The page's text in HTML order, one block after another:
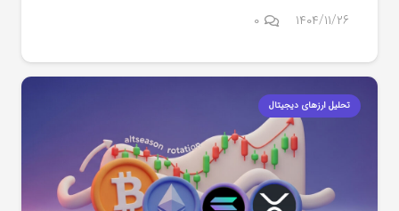
۱۴۰۴/۱۱/۲۶ ۰
تحلیل ارزهای دیجیتال